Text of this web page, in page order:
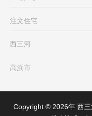
注文住宅
西三河
高浜市
Copyright © 2026年 西